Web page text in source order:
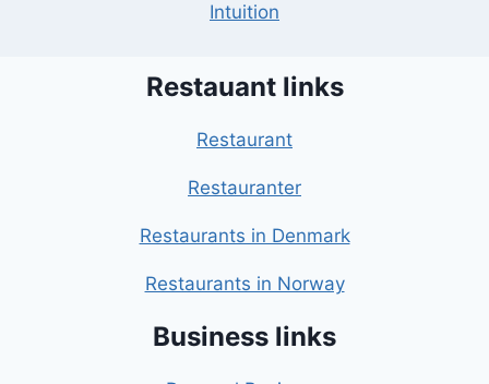
Intuition
Restauant links
Restaurant
Restauranter
Restaurants in Denmark
Restaurants in Norway
Business links